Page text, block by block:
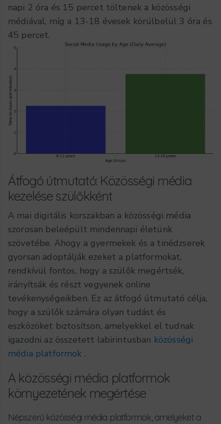
napi 2 óra és 15 percet töltenek a közösségi
médiával, míg a 13-18 évesek körülbelül 3 óra és
45 percet.
Átfogó útmutató: Közösségi média
kezelése szülőkként
A mai digitális korszakban a közösségi média
szorosan beleépült mindennapi életünk
szövetébe. Ahogy a gyermekek és a tinédzserek
gyorsan adoptálják ezeket a platformokat,
rendkívül fontos, hogy a szülők megértsék,
irányítsák és részt vegyenek online
tevékenységeikben. Ez az átfogó útmutató célja,
hogy a szülők számára olyan tudást és
eszközöket biztosítson, amelyekkel el tudnak
igazodni az összetett labirintusban közösségi
média platformok .
A közösségi média platformok
környezetének megértése
Népszerű közösségi média platformok, amelyeket a